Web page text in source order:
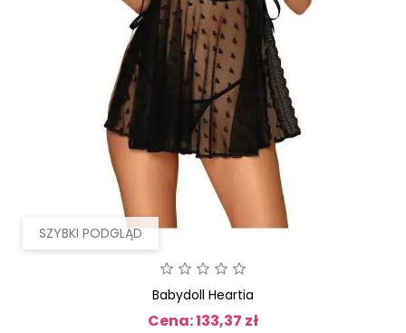
SZYBKI PODGLĄD
Babydoll Heartia
Cena: 133,37 zł